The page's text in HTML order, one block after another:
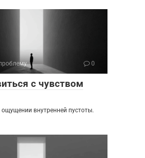
0
с чувством
ощущении внутренней пустоты.